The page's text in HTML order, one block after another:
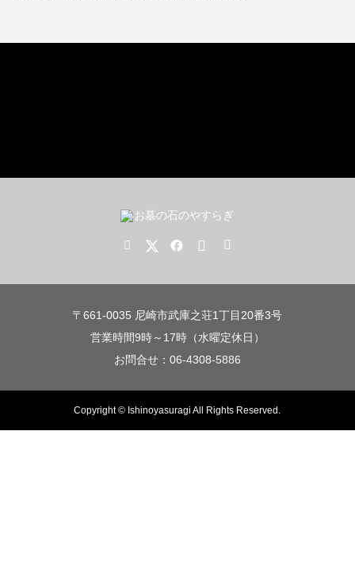
〒661-0035 尼崎市武庫之荘1丁目20番3号
営業時間9時～17時（水曜定休日）
お問合せ：06-4308-5886
Copyright © Ishinoyasuragi All Rights Reserved.